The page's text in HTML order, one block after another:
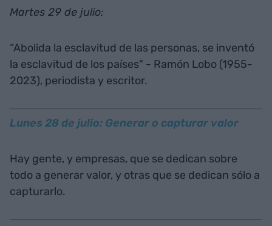
Martes 29 de julio:
“Abolida la esclavitud de las personas, se inventó
la esclavitud de los países" - Ramón Lobo (1955-
2023), periodista y escritor.
Lunes 28 de julio: Generar o capturar valor
Hay gente, y empresas, que se dedican sobre
todo a generar valor, y otras que se dedican sólo a
capturarlo.